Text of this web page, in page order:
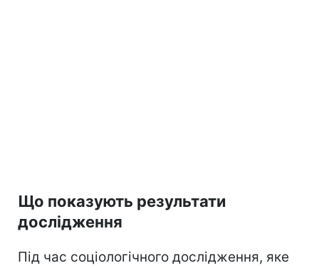
Що показують результати
дослідження
Під час соціологічного дослідження, яке